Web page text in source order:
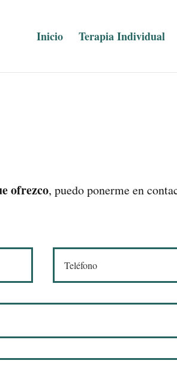
Inicio Terapia Individual
ofrezco, puedo ponerme en